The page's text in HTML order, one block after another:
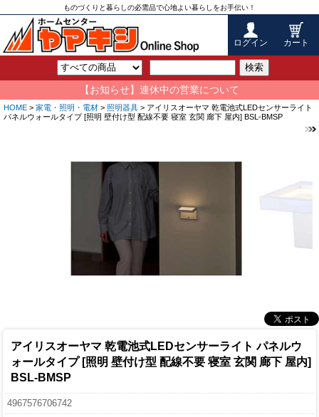
ものづくりと暮らしの必需品で心地よい暮らしをお手伝い！
ログイン カート
検索
【お知らせ】連休中の営業について
HOME > 家電・照明・電材 > 照明器具 > アイリスオーヤマ 乾電池式LEDセンサーライト
パネルウォールタイプ [照明 壁付け型 配線不要 寝室 玄関 廊下 屋内] BSL-BMSP
アイリスオーヤマ 乾電池式LEDセンサーライト パネルウ
ォールタイプ [照明 壁付け型 配線不要 寝室 玄関 廊下 屋内]
BSL-BMSP
4967576706742